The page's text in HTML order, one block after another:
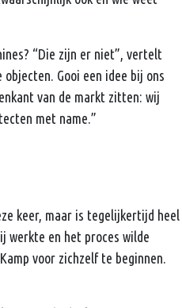
“Die zijn er niet”, vertelt
Gooi een idee bij ons
van de markt zitten: wij
met name.”
keer, maar is tegelijkertijd heel
werkte en het proces wilde
voor zichzelf te beginnen.